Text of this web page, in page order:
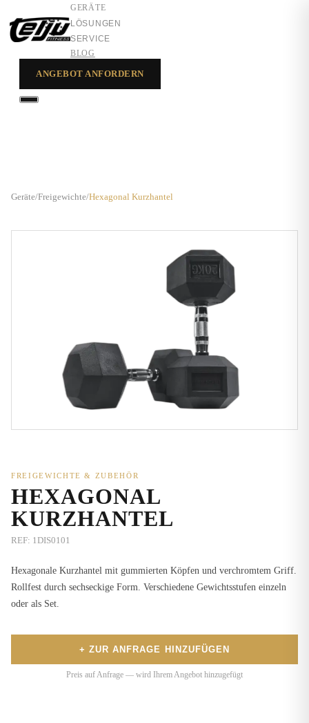
GERÄTE
LÖSUNGEN
SERVICE
BLOG
ANGEBOT ANFORDERN
Geräte/Freigewichte/Hexagonal Kurzhantel
FREIGEWICHTE & ZUBEHÖR
HEXAGONAL
KURZHANTEL
REF: 1DIS0101
Hexagonale Kurzhantel mit gummierten Köpfen und verchromtem Griff.
Rollfest durch sechseckige Form. Verschiedene Gewichtsstufen einzeln
oder als Set.
+ ZUR ANFRAGE HINZUFÜGEN
Preis auf Anfrage — wird Ihrem Angebot hinzugefügt